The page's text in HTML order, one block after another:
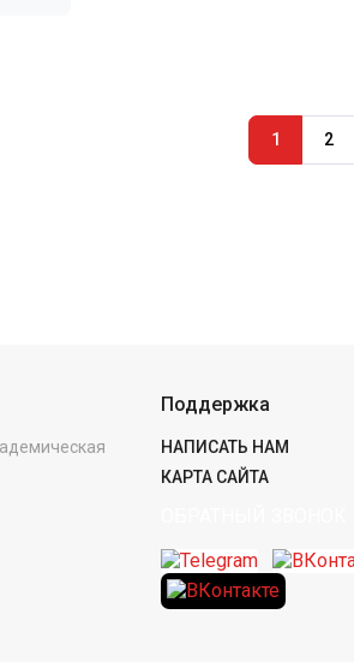
1 2
Поддержка
НАПИСАТЬ НАМ
КАРТА САЙТА